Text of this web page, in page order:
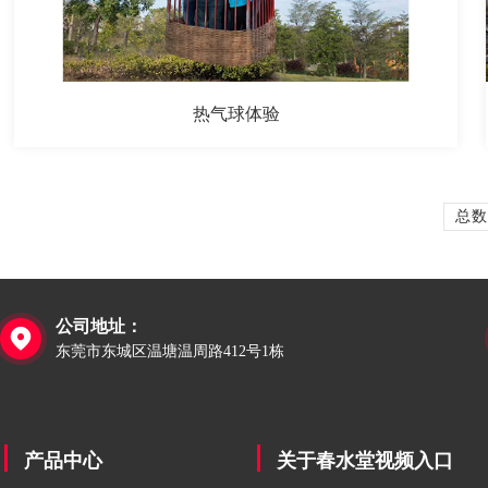
热气球体验
总

公司地址：
东莞市东城区温塘温周路412号1栋
产品中心 关于春水堂视频入口